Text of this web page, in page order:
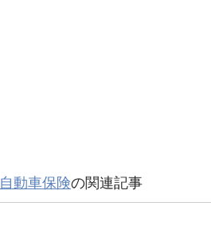
自動車保険の関連記事